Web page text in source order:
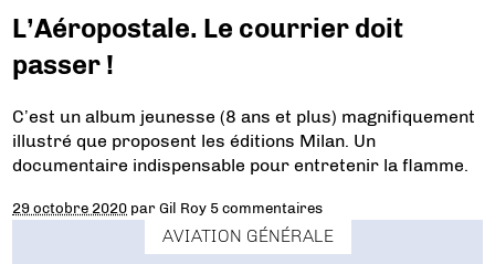
L’Aéropostale. Le courrier doit
passer !
C’est un album jeunesse (8 ans et plus) magnifiquement
illustré que proposent les éditions Milan. Un
documentaire indispensable pour entretenir la flamme.
29 octobre 2020 parGil Roy 5 commentaires
AVIATION GÉNÉRALE